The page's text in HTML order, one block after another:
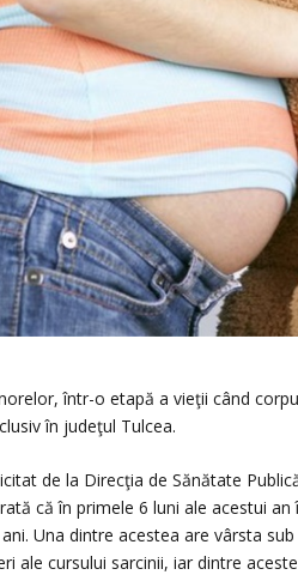
într-o etapă a vieţii când
în judeţul Tulcea.
de la Direcţia de Sănătate
că în primele 6 luni ale acestui
Una dintre acestea are vârsta
ale cursului sarcinii, iar dintre